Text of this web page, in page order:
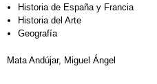
Historia de España y Francia
Historia del Arte
Geografía
Mata Andújar, Miguel Ángel